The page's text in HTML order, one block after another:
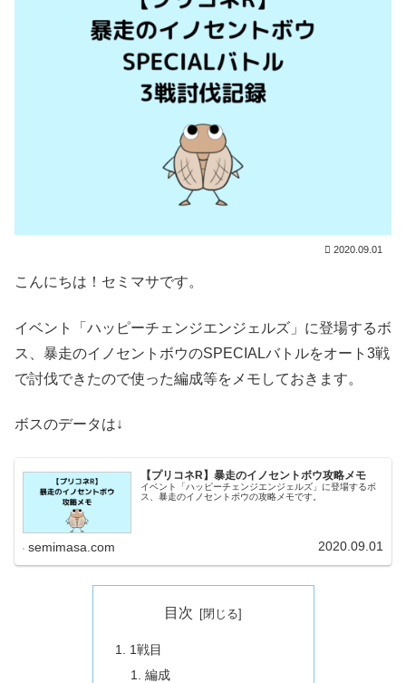
2020.09.01
こんにちは！セミマサです。
イベント「ハッピーチェンジエンジェルズ」に登場するボ
ス、暴走のイノセントボウのSPECIALバトルをオート3戦
で討伐できたので使った編成等をメモしておきます。
ボスのデータは↓
【プリコネR】暴走のイノセントボウ攻略メモ
イベント「ハッピーチェンジエンジェルズ」に登場するボ
ス、暴走のイノセントボウの攻略メモです。
semimasa.com 2020.09.01
目次
1戦目
編成